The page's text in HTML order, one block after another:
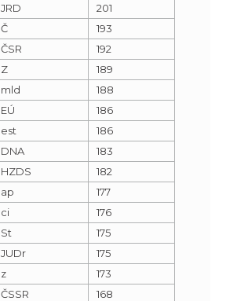
JRD
201
Č
193
ČSR
192
Z
189
mld
188
EÚ
186
est
186
DNA
183
HZDS
182
ap
177
ci
176
St
175
JUDr
175
z
173
ČSSR
168